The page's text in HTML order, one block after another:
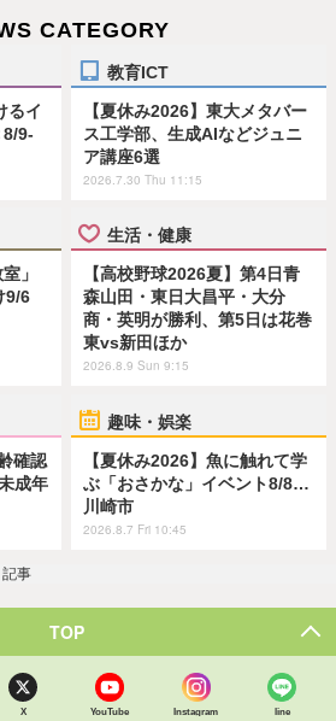
CATEGORY
るイ
8/9-
教育ICT
【夏休み2026】東大メタバー
ス工学部、生成AIなどジュニ
ア講座6選
2026.7.30 Thu 11:15
」
9/6
生活・健康
【高校野球2026夏】第4日青
森山田・東日大昌平・大分
商・英明が勝利、第5日は花巻
東vs新田ほか
2026.8.9 Sun 9:15
確認
成年
趣味・娯楽
【夏休み2026】魚に触れて学
ぶ「おさかな」イベント8/8…
川崎市
2026.8.7 Fri 10:45
記事
TOP
X YouTube Instagram line